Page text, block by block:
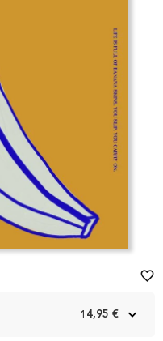
14,95 €
favorite_border